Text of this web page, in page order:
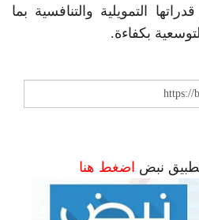
التمويلية والتنافسية بما
بكفاءة.
تطبيق نبض اضغط هنا